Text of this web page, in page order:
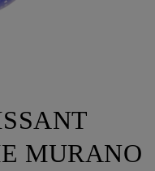
MURANO